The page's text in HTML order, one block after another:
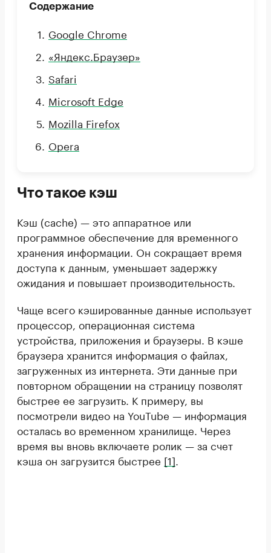
Содержание
Google Chrome
«Яндекс.Браузер»
Safari
Microsoft Edge
Mozilla Firefox
Opera
Что такое кэш
Кэш (cache) — это аппаратное или
программное обеспечение для временного
хранения информации. Он сокращает время
доступа к данным, уменьшает задержку
ожидания и повышает производительность.
Чаще всего кэшированные данные использует
процессор, операционная система
устройства, приложения и браузеры. В кэше
браузера хранится информация о файлах,
загруженных из интернета. Эти данные при
повторном обращении на страницу позволят
быстрее ее загрузить. К примеру, вы
посмотрели видео на YouTube — информация
осталась во временном хранилище. Через
время вы вновь включаете ролик — за счет
кэша он загрузится быстрее [1]